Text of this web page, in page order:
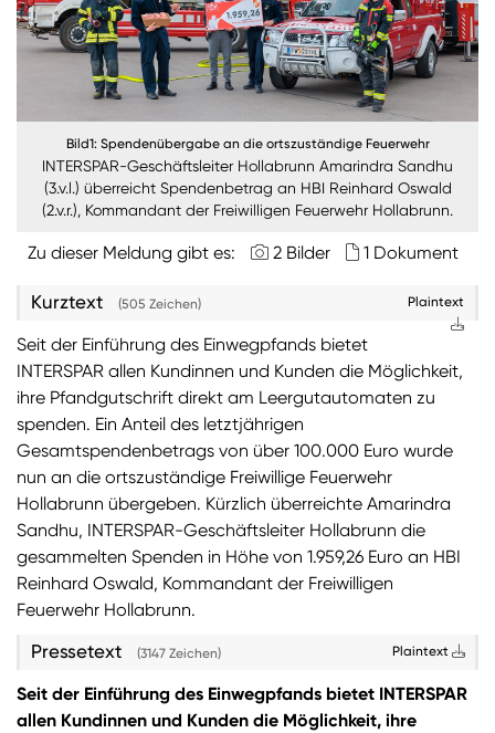
Nachhaltigkeit
ANMELDEN
automatisch per E-Mail erhalten? Dann tragen Sie
einfach Ihre Daten in unseren Presseverteiler ein
(Bitte beachten Sie, dass der Presseverteiler
Privatpersonen gedacht ist):
Zum Presseverteiler
Sie wollen Informationen über aktuelle Aktionen,
Produktneuheiten, attraktive Gewinnspiele uvm.
erhalten? Dann melden Sie sich zum
Newsletteran:
Zum SPAR Newsletter
Bild1: Spendenübergabe an die ortszuständige Feuerwehr
INTERSPAR-Geschäftsleiter Hollabrunn Amarindra Sandhu
(3.v.l.) überreicht Spendenbetrag an HBI Reinhard Oswald
(2.v.r.), Kommandant der Freiwilligen Feuerwehr Hollabrunn.
Zu dieser Meldung gibt es: 2 Bilder 1 Dokument
Kurztext (505 Zeichen) Plaintext
Seit der Einführung des Einwegpfands bietet
INTERSPAR allen Kundinnen und Kunden die Möglichkeit,
ihre Pfandgutschrift direkt am Leergutautomaten zu
spenden. Ein Anteil des letztjährigen
Gesamtspendenbetrags von über 100.000 Euro wurde
nun an die ortszuständige Freiwillige Feuerwehr
Hollabrunn übergeben. Kürzlich überreichte Amarindra
Sandhu, INTERSPAR-Geschäftsleiter Hollabrunn die
gesammelten Spenden in Höhe von 1.959,26 Euro an HBI
Reinhard Oswald, Kommandant der Freiwilligen
Feuerwehr Hollabrunn.
Pressetext (3147 Zeichen) Plaintext
Seit der Einführung des Einwegpfands bietet INTERSPAR
allen Kundinnen und Kunden die Möglichkeit, ihre